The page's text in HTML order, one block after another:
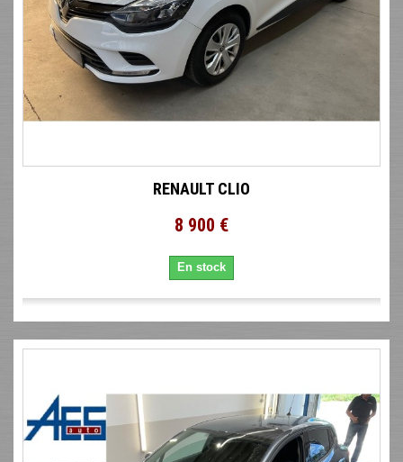
RENAULT CLIO
8 900 €
En stock